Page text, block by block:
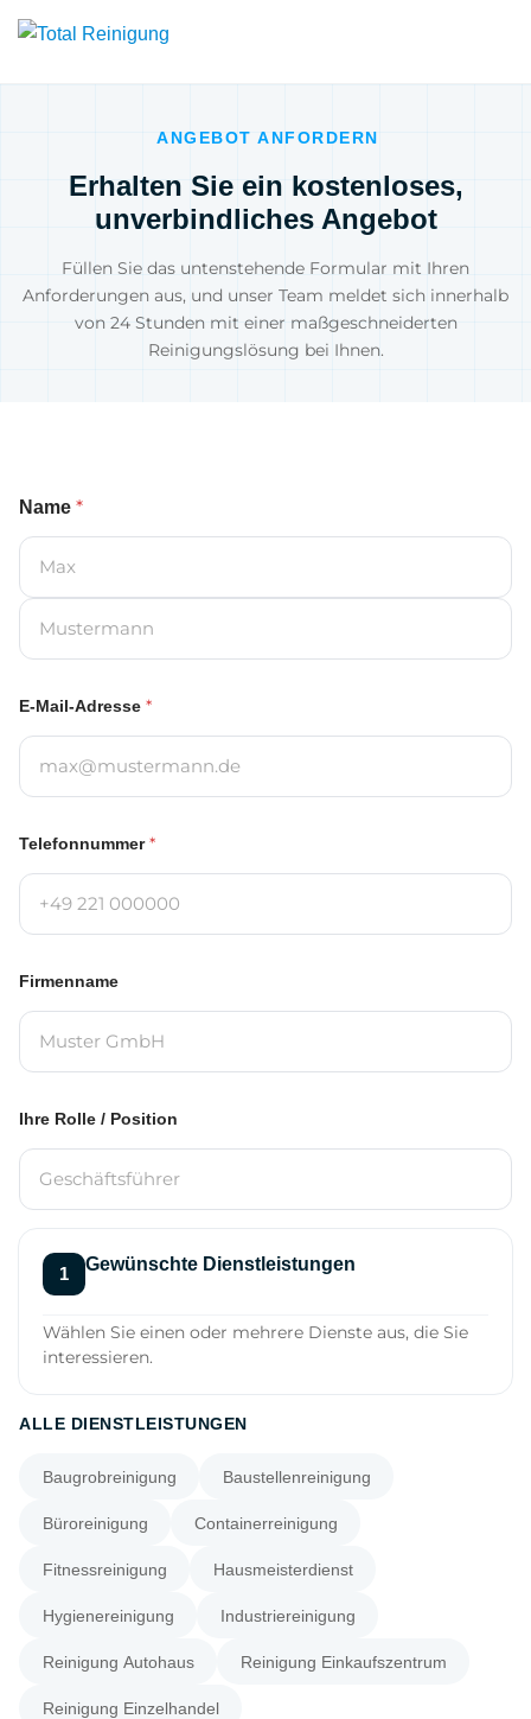
ANGEBOT ANFORDERN
Erhalten Sie ein kostenloses,
unverbindliches Angebot
Füllen Sie das untenstehende Formular mit Ihren
Anforderungen aus, und unser Team meldet sich innerhalb
von 24 Stunden mit einer maßgeschneiderten
Reinigungslösung bei Ihnen.
Name *
Vorname
E-Mail-Adresse *
Telefonnummer*
Firmenname
Ihre Rolle / Position
Gewünschte Dienstleistungen
Wählen Sie einen oder mehrere Dienste aus, die Sie
interessieren.
ALLE DIENSTLEISTUNGEN
Baugrobreinigung Baustellenreinigung
Büroreinigung Containerreinigung
Fitnessreinigung Hausmeisterdienst
Hygienereinigung Industriereinigung
Reinigung Autohaus Reinigung Einkaufszentrum
Reinigung Einzelhandel